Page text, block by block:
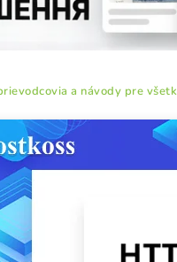
a návody pre